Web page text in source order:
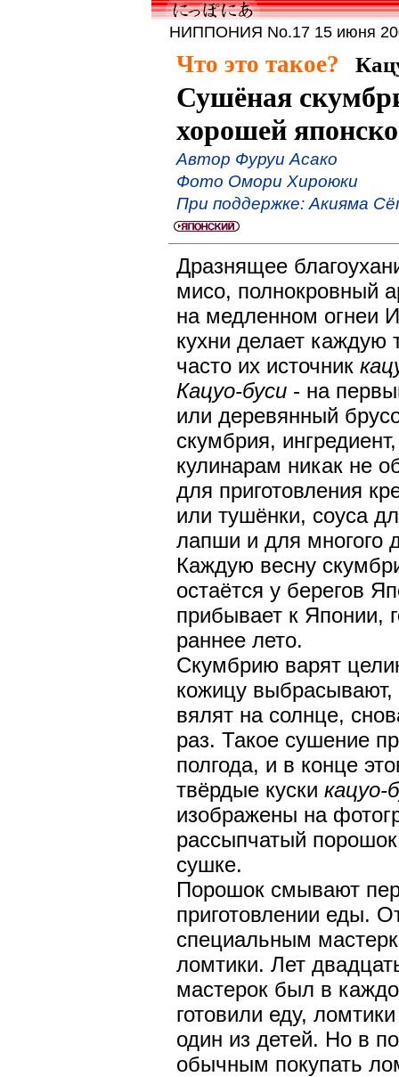
НИППОНИЯ No.17 15 июня
Что это такое?
Сушёная
хорошей
Автор Фуруи Асако
Фото Омори Хироюки
При поддержке: Акияма
Дразнящее
мисо, полнокровный
на медленном огнеи
кухни делает каждую
часто их источник
Кацуо-буси - на
или деревянный
скумбрия,
кулинарам никак не
для приготовления
или тушёнки, соуса
лапши и для многого
Каждую весну
остаётся у берегов
прибывает к Японии,
раннее лето.
Скумбрию варят
кожицу
вялят на солнце,
раз. Такое сушение
полгода, и в конце
твёрдые куски кацуо-
изображены на
рассыпчатый порошок
сушке.
Порошок смывают
приготовлении еды.
специальным
ломтики. Лет
мастерок был в
готовили еду,
один из детей. Но в
обычным покупать